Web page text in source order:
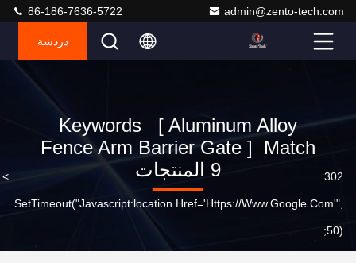
admin@zento-tech.com
86-186-7636-5722
دردشة
Keywords [ Aluminum Alloy
Fence Arm Barrier Gate ] Match
9 المنتجات
302
SetTimeout("javascript:location.href='https://www.google.com'",
50);
>